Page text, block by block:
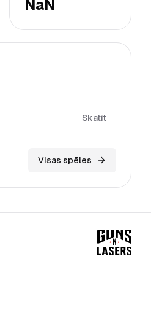
NaN
Skatīt
Visas spēles